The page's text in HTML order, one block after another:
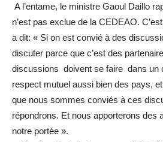
A l’entame, le ministre Gaoul Daillo
n’est pas exclue de la CEDEAO.
a dit: « Si on est convié à des
discuter parce que c’est des
discussions doivent se faire dans un
respect mutuel aussi bien des pays,
que nous sommes conviés à ces
répondrons. Et nous apporterons des
notre portée ».